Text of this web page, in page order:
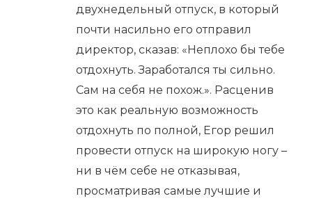
двухнедельный отпуск, в который
почти насильно его отправил
директор, сказав: «Неплохо бы тебе
отдохнуть. Заработался ты сильно.
Сам на себя не похож.». Расценив
это как реальную возможность
отдохнуть по полной, Егор решил
провести отпуск на широкую ногу –
ни в чём себе не отказывая,
просматривая самые лучшие и